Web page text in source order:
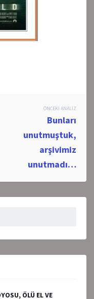
ÖNCEKI ANALIZ
Bunları
unutmuştuk,
arşivimiz
unutmadı…
ÖLÜ EL VE